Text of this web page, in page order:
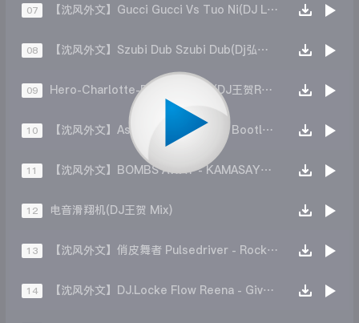
07 【沈风外文】Gucci Gucci Vs Tuo Ni(DJ Locke 2023 Remix)
08 【沈风外文】Szubi Dub Szubi Dub(Dj弘垚 Mix)
09 Hero-Charlotte-Perrelli-Hero(DJ王贺Remix)
10 【沈风外文】Astral Plane(DjAwe1 Bootleg)
11 【沈风外文】BOMBS AWAY - KAMASAYBODY (DJLOCKE MIX)
12 电音滑翔机(DJ王贺 Mix)
13 【沈风外文】俏皮舞者 Pulsedriver - Rock the(K.L StudioDJ凯利Mix)
14 【沈风外文】DJ.Locke Flow Reena - Give It To Me Now!